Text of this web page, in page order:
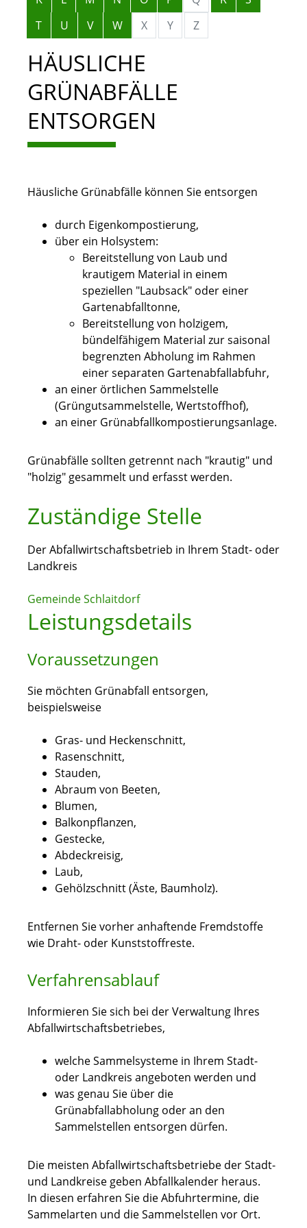
T
U V W X Y Z
HÄUSLICHE
GRÜNABFÄLLE
ENTSORGEN
Häusliche Grünabfälle können Sie entsorgen
durch Eigenkompostierung,
über ein Holsystem:
Bereitstellung von Laub und
krautigem Material in einem
speziellen "Laubsack" oder einer
Gartenabfalltonne,
Bereitstellung von holzigem,
bündelfähigem Material zur saisonal
begrenzten Abholung im Rahmen
einer separaten Gartenabfallabfuhr,
an einer örtlichen Sammelstelle
(Grüngutsammelstelle, Wertstoffhof),
an einer Grünabfallkompostierungsanlage.
Grünabfälle sollten getrennt nach "krautig" und
"holzig" gesammelt und erfasst werden.
Zuständige Stelle
Der Abfallwirtschaftsbetrieb in Ihrem Stadt- oder
Landkreis
Gemeinde Schlaitdorf
Leistungsdetails
Voraussetzungen
Sie möchten Grünabfall entsorgen,
beispielsweise
Gras- und Heckenschnitt,
Rasenschnitt,
Stauden,
Abraum von Beeten,
Blumen,
Balkonpflanzen,
Gestecke,
Abdeckreisig,
Laub,
Gehölzschnitt (Äste, Baumholz).
Entfernen Sie vorher anhaftende Fremdstoffe
wie Draht- oder Kunststoffreste.
Verfahrensablauf
Informieren Sie sich bei der Verwaltung Ihres
Abfallwirtschaftsbetriebes,
welche Sammelsysteme in Ihrem Stadt-
oder Landkreis angeboten werden und
was genau Sie über die
Grünabfallabholung oder an den
Sammelstellen entsorgen dürfen.
Die meisten Abfallwirtschaftsbetriebe der Stadt-
und Landkreise geben Abfallkalender heraus.
In diesen erfahren Sie die Abfuhrtermine, die
Sammelarten und die Sammelstellen vor Ort.